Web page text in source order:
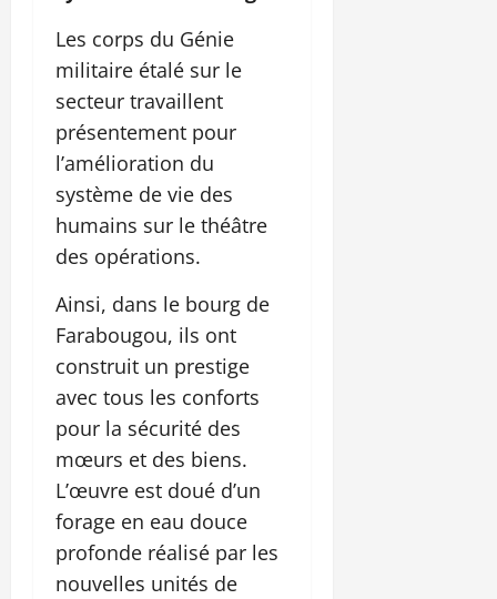
Les corps du Génie
militaire étalé sur le
secteur travaillent
présentement pour
l’amélioration du
système de vie des
humains sur le théâtre
des opérations.
Ainsi, dans le bourg de
Farabougou, ils ont
construit un prestige
avec tous les conforts
pour la sécurité des
mœurs et des biens.
L’œuvre est doué d’un
forage en eau douce
profonde réalisé par les
nouvelles unités de